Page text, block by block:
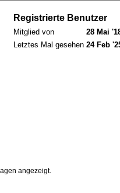
Registrierte Benutzer
Mitglied von
28 Mai
Letztes Mal gesehen 24 Feb
angezeigt.